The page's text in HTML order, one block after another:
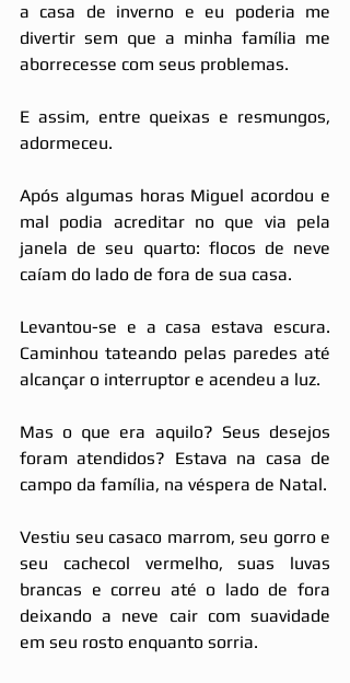
a casa de inverno e eu poderia me
divertir sem que a minha família me
aborrecesse com seus problemas.
E assim, entre queixas e resmungos,
adormeceu.
Após algumas horas Miguel acordou e
mal podia acreditar no que via pela
janela de seu quarto: flocos de neve
caíam do lado de fora de sua casa.
Levantou-se e a casa estava escura.
Caminhou tateando pelas paredes até
alcançar o interruptor e acendeu a luz.
Mas o que era aquilo? Seus desejos
foram atendidos? Estava na casa de
campo da família, na véspera de Natal.
Vestiu seu casaco marrom, seu gorro e
seu cachecol vermelho, suas luvas
brancas e correu até o lado de fora
deixando a neve cair com suavidade
em seu rosto enquanto sorria.